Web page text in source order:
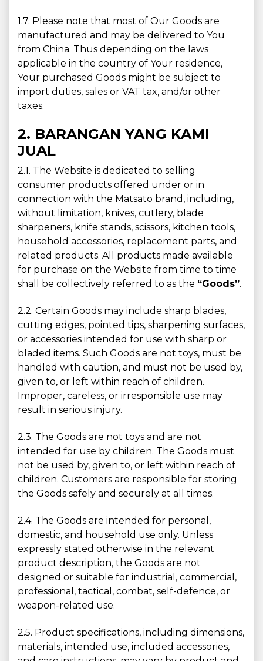
1.7. Please note that most of Our Goods are
manufactured and may be delivered to You
from China. Thus depending on the laws
applicable in the country of Your residence,
Your purchased Goods might be subject to
import duties, sales or VAT tax, and/or other
taxes.
2. BARANGAN YANG KAMI
JUAL
2.1. The Website is dedicated to selling
consumer products offered under or in
connection with the Matsato brand, including,
without limitation, knives, cutlery, blade
sharpeners, knife stands, scissors, kitchen tools,
household accessories, replacement parts, and
related products. All products made available
for purchase on the Website from time to time
shall be collectively referred to as the “Goods”.
2.2. Certain Goods may include sharp blades,
cutting edges, pointed tips, sharpening surfaces,
or accessories intended for use with sharp or
bladed items. Such Goods are not toys, must be
handled with caution, and must not be used by,
given to, or left within reach of children.
Improper, careless, or irresponsible use may
result in serious injury.
2.3. The Goods are not toys and are not
intended for use by children. The Goods must
not be used by, given to, or left within reach of
children. Customers are responsible for storing
the Goods safely and securely at all times.
2.4. The Goods are intended for personal,
domestic, and household use only. Unless
expressly stated otherwise in the relevant
product description, the Goods are not
designed or suitable for industrial, commercial,
professional, tactical, combat, self-defence, or
weapon-related use.
2.5. Product specifications, including dimensions,
materials, intended use, included accessories,